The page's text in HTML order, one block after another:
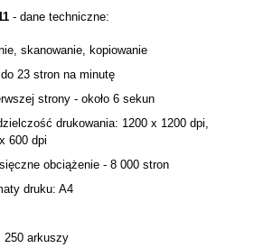
- dane techniczne:
skanowanie, kopiowanie
23 stron na minutę
strony - około 6 sekun
drukowania: 1200 x 1200 dpi,
600 dpi
obciążenie - 8 000 stron
druku: A4
250 arkuszy